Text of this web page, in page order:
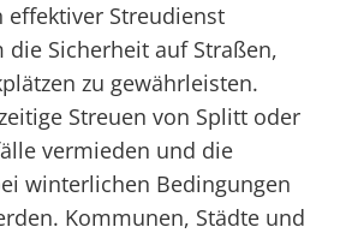
effektiver Streudienst
Sicherheit auf Straßen,
zu gewährleisten.
Streuen von Splitt oder
vermieden und die
winterlichen Bedingungen
Kommunen, Städte und